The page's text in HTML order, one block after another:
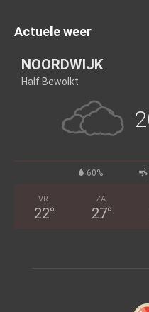
Actuele weer
NOORDWIJK
Half Bewolkt
60%
VR
22°
ZA
27°